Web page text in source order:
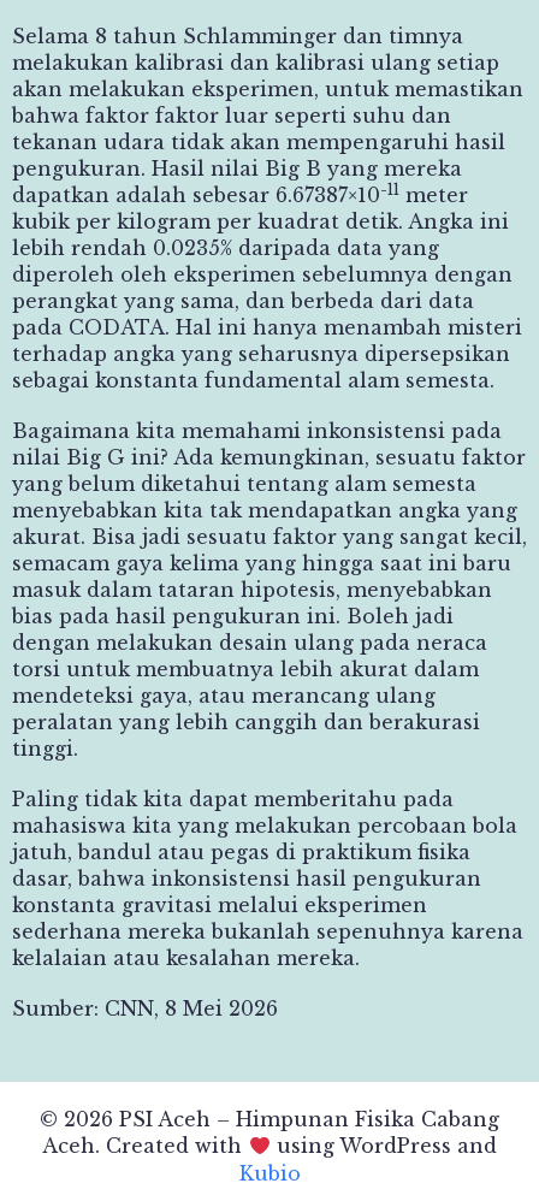
Selama 8 tahun Schlamminger dan timnya
melakukan kalibrasi dan kalibrasi ulang setiap
akan melakukan eksperimen, untuk memastikan
bahwa faktor faktor luar seperti suhu dan
tekanan udara tidak akan mempengaruhi hasil
pengukuran. Hasil nilai Big B yang mereka
dapatkan adalah sebesar 6.67387×10-11 meter
kubik per kilogram per kuadrat detik. Angka ini
lebih rendah 0.0235% daripada data yang
diperoleh oleh eksperimen sebelumnya dengan
perangkat yang sama, dan berbeda dari data
pada CODATA. Hal ini hanya menambah misteri
terhadap angka yang seharusnya dipersepsikan
sebagai konstanta fundamental alam semesta.
Bagaimana kita memahami inkonsistensi pada
nilai Big G ini? Ada kemungkinan, sesuatu faktor
yang belum diketahui tentang alam semesta
menyebabkan kita tak mendapatkan angka yang
akurat. Bisa jadi sesuatu faktor yang sangat kecil,
semacam gaya kelima yang hingga saat ini baru
masuk dalam tataran hipotesis, menyebabkan
bias pada hasil pengukuran ini. Boleh jadi
dengan melakukan desain ulang pada neraca
torsi untuk membuatnya lebih akurat dalam
mendeteksi gaya, atau merancang ulang
peralatan yang lebih canggih dan berakurasi
tinggi.
Paling tidak kita dapat memberitahu pada
mahasiswa kita yang melakukan percobaan bola
jatuh, bandul atau pegas di praktikum fisika
dasar, bahwa inkonsistensi hasil pengukuran
konstanta gravitasi melalui eksperimen
sederhana mereka bukanlah sepenuhnya karena
kelalaian atau kesalahan mereka.
Sumber: CNN, 8 Mei 2026
© 2026 PSI Aceh – Himpunan Fisika Cabang
Aceh. Created with
using WordPress and
Kubio